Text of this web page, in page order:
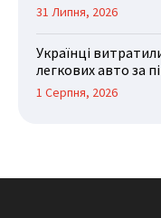
31 Липня, 2026
Українці
легкових авто за
1 Серпня, 2026